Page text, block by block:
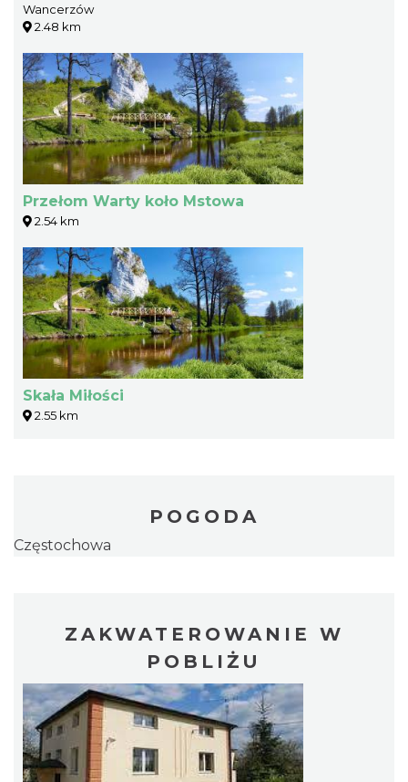
Wancerzów
2.48 km
Przełom Warty koło Mstowa
2.54 km
Skała Miłości
2.55 km
POGODA
Częstochowa
ZAKWATEROWANIE W
POBLIŻU